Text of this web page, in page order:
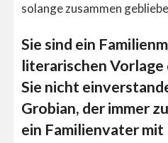
solange zusammen
Sie sind ein
literarischen Vorlage
Sie nicht
Grobian, der immer
ein Familienvater